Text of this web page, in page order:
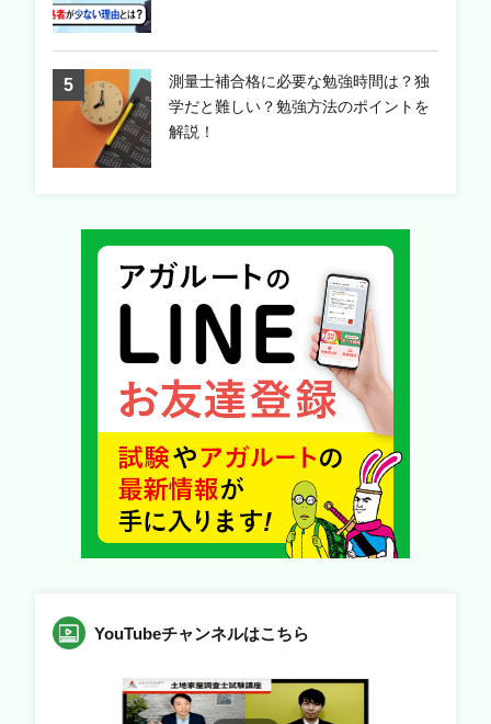
測量士補合格に必要な勉強時間は？独
学だと難しい？勉強方法のポイントを
解説！
YouTubeチャンネルはこちら